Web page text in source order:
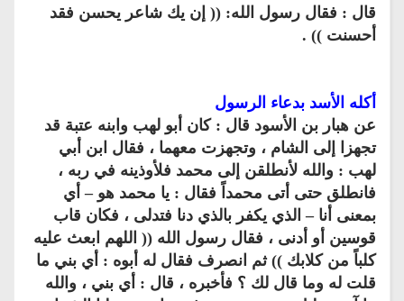
قال : فقال رسول الله: (( إن يك شاعر يحسن فقد
أحسنت )) .
أكله الأسد بدعاء الرسول
عن هبار بن الأسود قال : كان أبو لهب وابنه عتبة قد
تجهزا إلى الشام ، وتجهزت معهما ، فقال ابن أبي
لهب : والله لأنطلقن إلى محمد فلأوذينه في ربه ،
فانطلق حتى أتى محمداً فقال : يا محمد هو – أي
بمعنى أنا – الذي يكفر بالذي دنا فتدلى ، فكان قاب
قوسين أو أدنى ، فقال رسول الله (( اللهم ابعث عليه
كلباً من كلابك )) ثم انصرف فقال له أبوه : أي بني ما
قلت له وما قال لك ؟ فأخبره ، قال : أي بني ، والله